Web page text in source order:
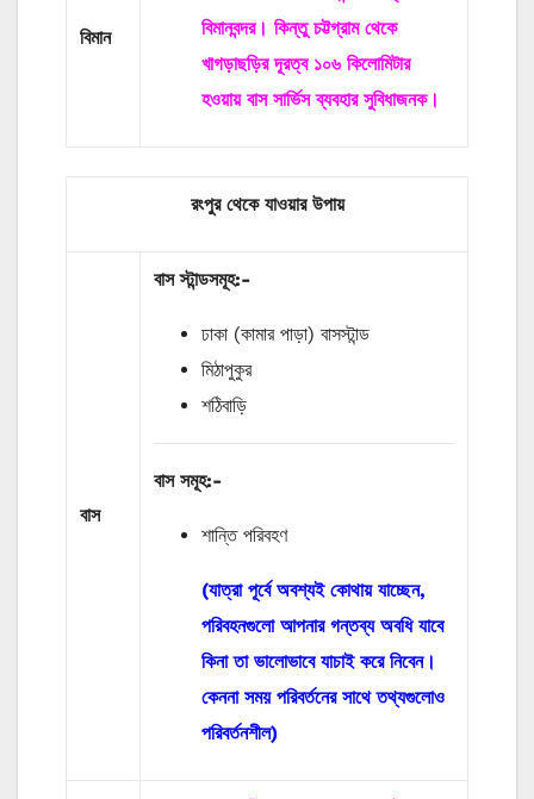
বিমান
বিমানবন্দর। কিন্তু চট্টগ্রাম থেকে
খাগড়াছড়ির দূরত্ব ১০৬ কিলোমিটার
হওয়ায় বাস সার্ভিস ব্যবহার সুবিধাজনক।
রংপুর থেকে যাওয়ার উপায়
বাস
বাস স্টান্ডসমূহ:-
ঢাকা (কামার পাড়া) বাসস্টান্ড
মিঠাপুকুর
শঠিবাড়ি
বাস সমূহ:-
শান্তি পরিবহণ
(যাত্রা পূর্বে অবশ্যই কোথায় যাচ্ছেন,
পরিবহনগুলো আপনার গন্তব্য অবধি যাবে
কিনা তা ভালোভাবে যাচাই করে নিবেন।
কেননা সময় পরিবর্তনের সাথে তথ্যগুলোও
পরিবর্তনশীল)